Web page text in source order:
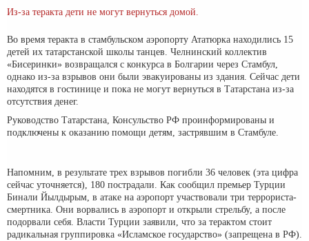
Из-за теракта дети не могут вернуться домой.
Во время теракта в стамбульском аэропорту Ататюрка находились 15
детей их татарстанской школы танцев. Челнинский коллектив
«Бисеринки» возвращался с конкурса в Болгарии через Стамбул,
однако из-за взрывов они были эвакуированы из здания. Сейчас дети
находятся в гостинице и пока не могут вернуться в Татарстана из-за
отсутствия денег.
Руководство Татарстана, Консульство РФ проинформированы и
подключены к оказанию помощи детям, застрявшим в Стамбуле.
Напомним, в результате трех взрывов погибли 36 человек (эта цифра
сейчас уточняется), 180 пострадали. Как сообщил премьер Турции
Бинали Йылдырым, в атаке на аэропорт участвовали три террориста-
смертника. Они ворвались в аэропорт и открыли стрельбу, а после
подорвали себя. Власти Турции заявили, что за терактом стоит
радикальная группировка «Исламское государство» (запрещена в РФ).